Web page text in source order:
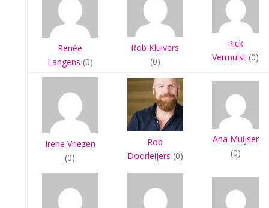
Renée
Langens (0)
Rob Kluivers
(0)
Rick
Vermulst (0)
Irene Vriezen
(0)
Rob
Doorleijers (0)
Ana Muijser
(0)